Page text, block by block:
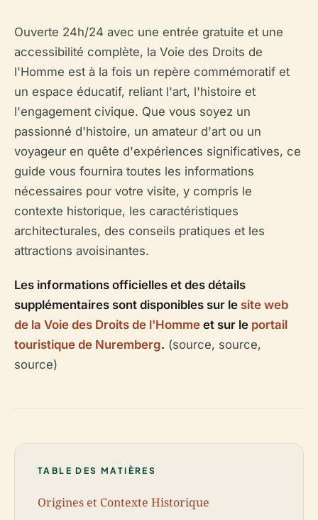
Ouverte 24h/24 avec une entrée gratuite et une
accessibilité complète, la Voie des Droits de
l'Homme est à la fois un repère commémoratif et
un espace éducatif, reliant l'art, l'histoire et
l'engagement civique. Que vous soyez un
passionné d'histoire, un amateur d'art ou un
voyageur en quête d'expériences significatives, ce
guide vous fournira toutes les informations
nécessaires pour votre visite, y compris le
contexte historique, les caractéristiques
architecturales, des conseils pratiques et les
attractions avoisinantes.
Les informations officielles et des détails
supplémentaires sont disponibles sur le site web
de la Voie des Droits de l'Homme et sur le portail
touristique de Nuremberg. (source, source,
source)
TABLE DES MATIÈRES
Origines et Contexte Historique